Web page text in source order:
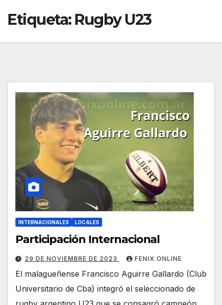
Etiqueta: Rugby U23
INTERNACIONALES LOCALES
Participación Internacional
29 DE NOVIEMBRE DE 2023 FENIX ONLINE
El malagueñense Francisco Aguirre Gallardo (Club
Universitario de Cba) integró el seleccionado de